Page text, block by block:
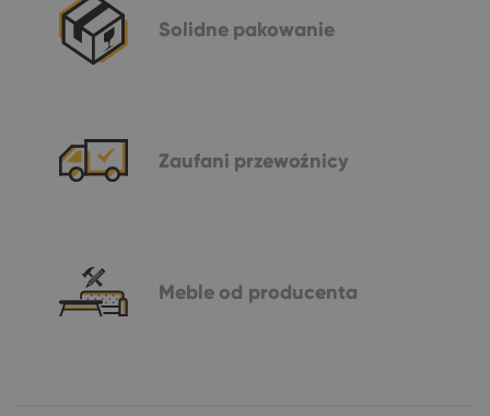
Solidne pakowanie
Zaufani przewoźnicy
Meble od producenta